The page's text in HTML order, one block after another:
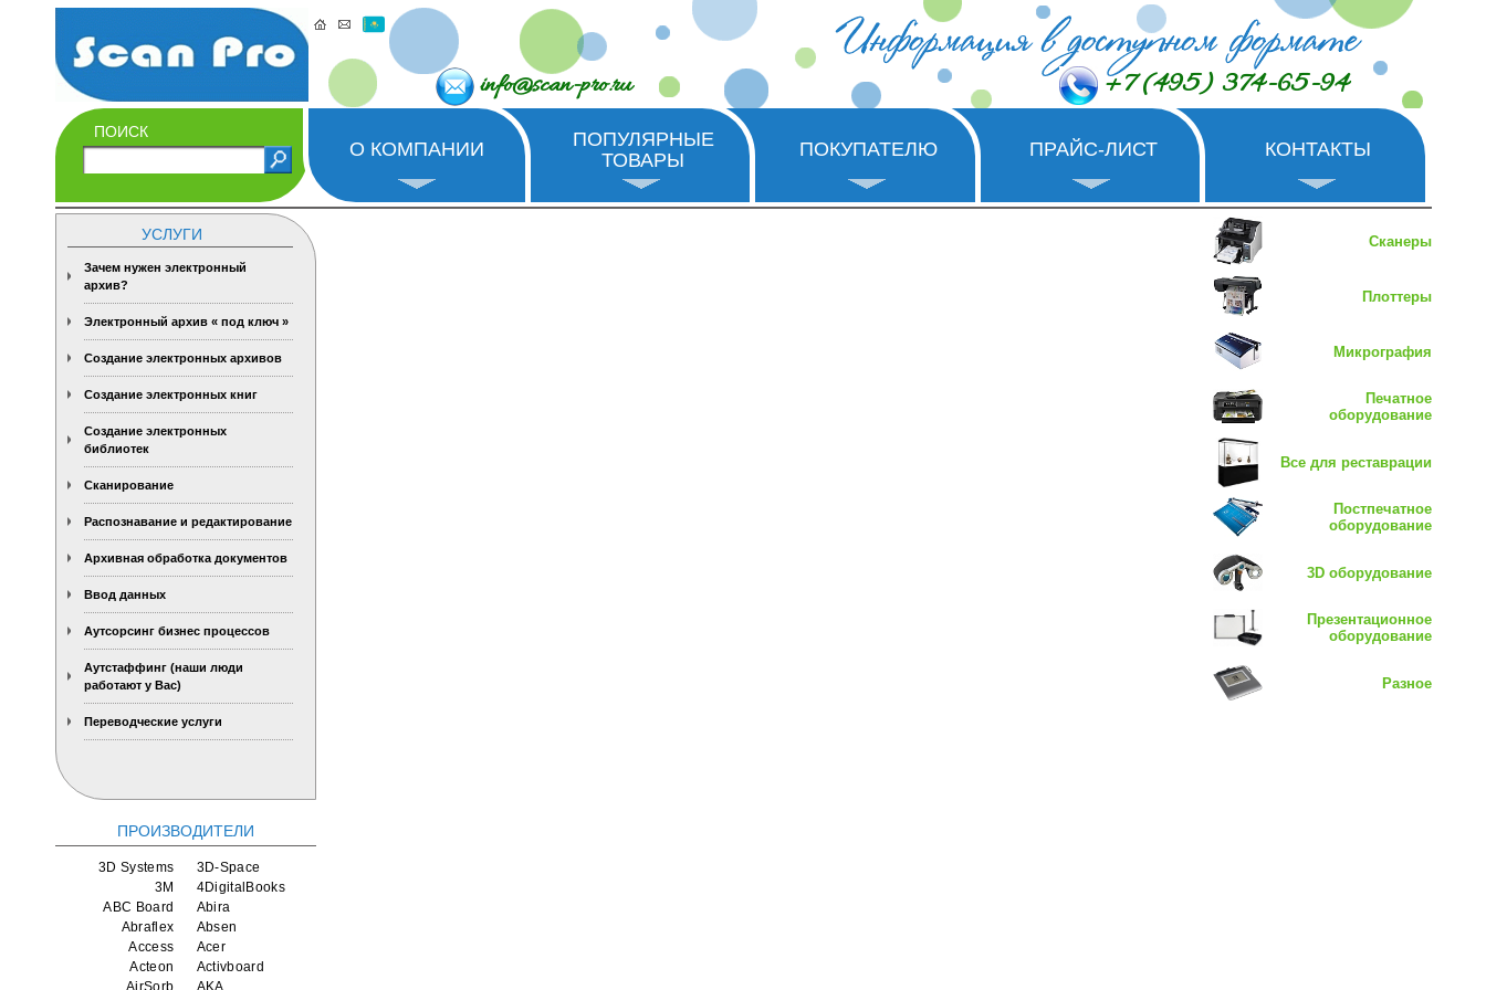
info@scan-pro.ru +7 (495) 374-65-94
ПОИСК
О КОМПАНИИ
ПОПУЛЯРНЫЕ
ТОВАРЫ
ПОКУПАТЕЛЮ ПРАЙС-ЛИСТ КОНТАКТЫ
УСЛУГИ
Зачем нужен электронный
архив?
Электронный архив « под ключ »
Создание электронных архивов
Создание электронных книг
Создание электронных
библиотек
Сканирование
Распознавание и редактирование
Архивная обработка документов
Ввод данных
Аутсорсинг бизнес процессов
Аутстаффинг (наши люди
работают у Вас)
Переводческие услуги
ПРОИЗВОДИТЕЛИ
3D Systems
3D-Space
3M
4DigitalBooks
ABC Board
Abira
Abraflex
Absen
Access
Acer
Acteon
Activboard
AirSorb
AKA
Сканеры
Плоттеры
Микрография
Печатное
оборудование
Все для реставрации
Постпечатное
оборудование
3D оборудование
Презентационное
оборудование
Разное